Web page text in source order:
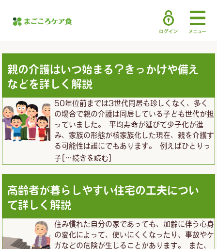
親の介護はいつ始まる？きっかけや備え
などを詳しく解説
50年位前までは3世代同居も珍しくなく、多く
の場合で親の介護は同居している子ども世代が担
っていました。 平均寿命が延びて少子化が進
み、家族の形態が核家族化した現在、親を介護す
る可能性は誰にでもあります。 例えばひとりっ
子[…続きを読む]
高齢者が暮らしやすい住宅の工夫につい
て詳しく解説
住み慣れた自分の家であっても、加齢に伴う心身
の変化によって、使いにくくなったり、事故やケ
ガなどの危険が生じることがあります。 また、